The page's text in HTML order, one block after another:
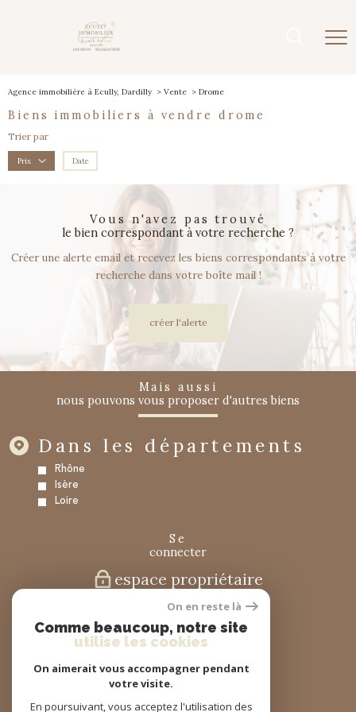
Agence immobilière à Ecully, Dardilly Vente Drome
biens immobiliers à vendre drome
Trier par
Prix Date
vous n'avez pas trouvé
le bien correspondant à votre recherche ?
Créer une alerte email et recevez les biens correspondants à votre
recherche dans votre boîte mail !
créer l'alerte
mais aussi
nous pouvons vous proposer d'autres biens
Dans les départements
Rhône
Isère
Loire
se
connecter
espace propriétaire
nous
suivre
adhérons
On en reste là
Comme beaucoup, notre site
utilise les cookies
On aimerait vous accompagner pendant
votre visite.
En poursuivant, vous acceptez l'utilisation des